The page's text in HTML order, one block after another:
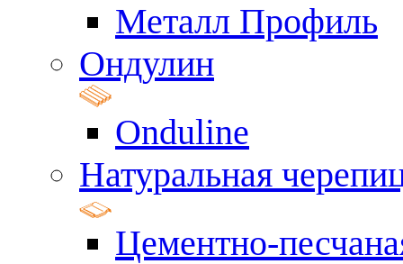
Металл Профиль
Ондулин
Onduline
Натуральная
Цементно-